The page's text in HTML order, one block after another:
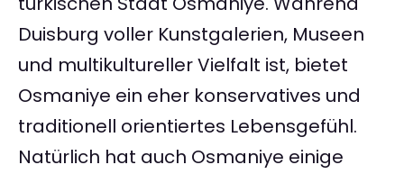
Duisburg voller Kunstgalerien, Museen
und multikultureller Vielfalt ist, bietet
Osmaniye ein eher konservatives und
traditionell orientiertes Lebensgefühl.
Natürlich hat auch Osmaniye einige